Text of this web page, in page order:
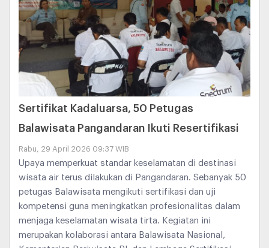
Sertifikat Kadaluarsa, 50 Petugas
Balawisata Pangandaran Ikuti Resertifikasi
Rabu, 29 April 2026 09:37 WIB
Upaya memperkuat standar keselamatan di destinasi
wisata air terus dilakukan di Pangandaran. Sebanyak 50
petugas Balawisata mengikuti sertifikasi dan uji
kompetensi guna meningkatkan profesionalitas dalam
menjaga keselamatan wisata tirta. Kegiatan ini
merupakan kolaborasi antara Balawisata Nasional,